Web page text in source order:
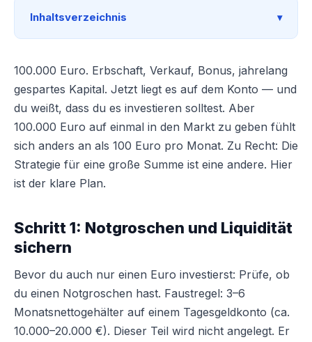
Inhaltsverzeichnis
100.000 Euro. Erbschaft, Verkauf, Bonus, jahrelang
gespartes Kapital. Jetzt liegt es auf dem Konto — und
du weißt, dass du es investieren solltest. Aber
100.000 Euro auf einmal in den Markt zu geben fühlt
sich anders an als 100 Euro pro Monat. Zu Recht: Die
Strategie für eine große Summe ist eine andere. Hier
ist der klare Plan.
Schritt 1: Notgroschen und Liquidität
sichern
Bevor du auch nur einen Euro investierst: Prüfe, ob
du einen Notgroschen hast. Faustregel: 3–6
Monatsnettogehälter auf einem Tagesgeldkonto (ca.
10.000–20.000 €). Dieser Teil wird nicht angelegt. Er